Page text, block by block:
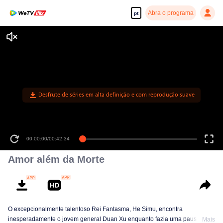
pt Abra o programa
Desfrute de séries em alta definição e com reprodução suave
00:00:00/00:42:34
Amor além da Morte
O excepcionalmente talentoso Rei Fantasma, He Simu, encontra
inesperadamente o jovem general Duan Xu enquanto fazia uma pausa para
Mais